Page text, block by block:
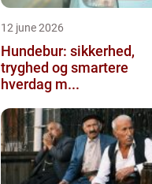
12 june 2026
Hundebur: sikkerhed,
tryghed og smartere
hverdag m...